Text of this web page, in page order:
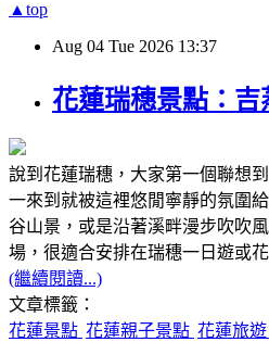
▲top
Aug 04 Tue 2026 13:37
花蓮瑞穗景點：吉
說到花蓮瑞穗，大家第一個聯想
一來到就被這裡悠閒寧靜的氛圍
谷山景，或是沿著溪畔漫步吹吹
場，很適合安排在瑞穗一日遊或
(繼續閱讀...)
文章標籤：
花蓮景點 花蓮親子景點 花蓮旅遊